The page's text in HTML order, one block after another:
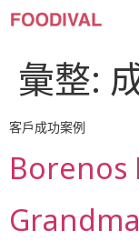
彙整:
客戶成功案例
Borenos